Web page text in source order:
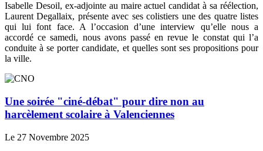
Isabelle Desoil, ex-adjointe au maire actuel candidat à sa réélection,
Laurent Degallaix, présente avec ses colistiers une des quatre listes
qui lui font face. A l’occasion d’une interview qu’elle nous a
accordé ce samedi, nous avons passé en revue le constat qui l’a
conduite à se porter candidate, et quelles sont ses propositions pour
la ville.
Une soirée "ciné-débat" pour dire non au
harcèlement scolaire à Valenciennes
Le 27 Novembre 2025